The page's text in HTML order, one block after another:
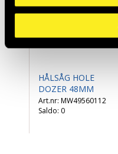
HÅLSÅG HOLE
DOZER 48MM
MW49560112
Saldo: 0